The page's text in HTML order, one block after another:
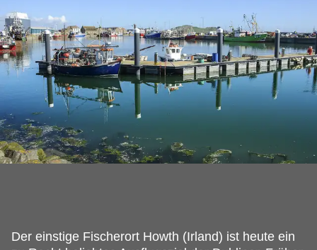
Der einstige Fischerort Howth (Irland) ist heute ein